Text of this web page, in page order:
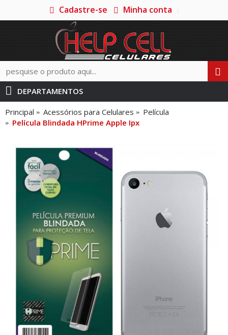
Cadastre-se Minha conta
DEPARTAMENTOS
Principal Acessórios para Celulares
Película
Película Blindada HPrime Apple Ipx